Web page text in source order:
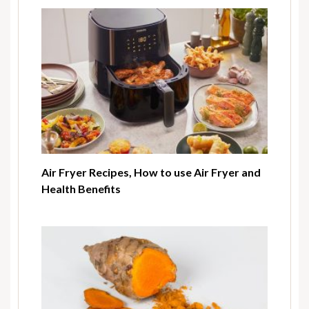
Air Fryer Recipes, How to use Air Fryer and
Health Benefits